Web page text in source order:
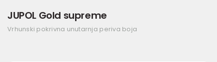
JUPOL Gold supreme
Vrhunski pokrivna unutarnja periva boja